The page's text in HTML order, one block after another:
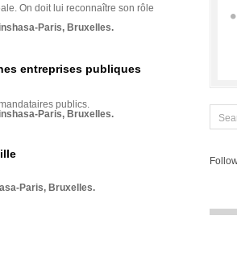
On doit lui reconnaître son rôle
Paris, Bruxelles.
entreprises publiques
publics.
Paris, Bruxelles.
Paris, Bruxelles.